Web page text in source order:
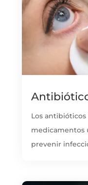
Los
medicamentos
prevenir